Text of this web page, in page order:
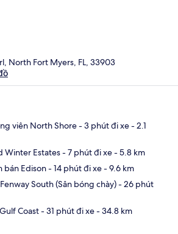
North Fort Myers, FL, 33903
viên North Shore- 3 phút đi xe- 2.1
Winter Estates- 7 phút đi xe- 5.8 km
bán Edison- 14 phút đi xe- 9.6 km
South (Sân bóng chày)- 26 phút
Coast- 31 phút đi xe- 34.8 km